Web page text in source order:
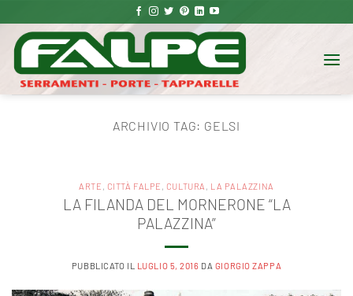
ai
contenuti
ARCHIVIO TAG: GELSI
ARTE , CITTÀ FALPE , CULTURA , LA PALAZZINA
LA FILANDA DEL MORNERONE “LA
PALAZZINA”
PUBBLICATO IL LUGLIO 5, 2016 DA GIORGIO ZAPPA